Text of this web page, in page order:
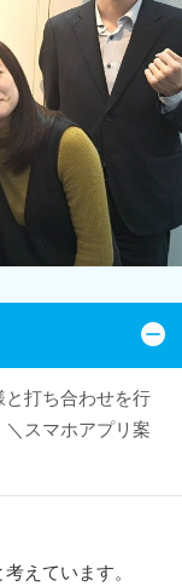
と打ち合わせを行
スマホアプリ案
えています。